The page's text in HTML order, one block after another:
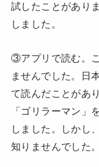
試したことがあり
しました。
③アプリで読む。
ませんでした。日
て読んだことがあ
「ゴリラーマン」
しました。しかし
知りませんでした。